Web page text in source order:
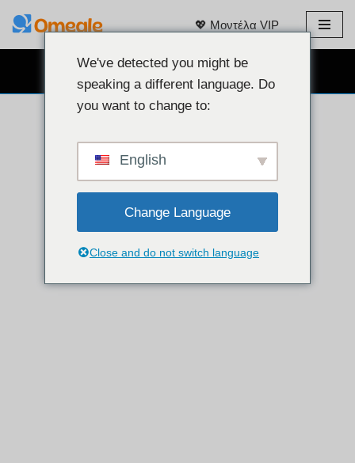
περιεχόμενο
💖 Μοντέλα VIP
ΔΩΡΕΆΝ ΣΥΝΟΜΙΛΊΑ ΜΈΣΩ WEBCAM 👉
We've detected you might be
speaking a different language. Do
you want to change to:
English
Change Language
Close and do not switch language